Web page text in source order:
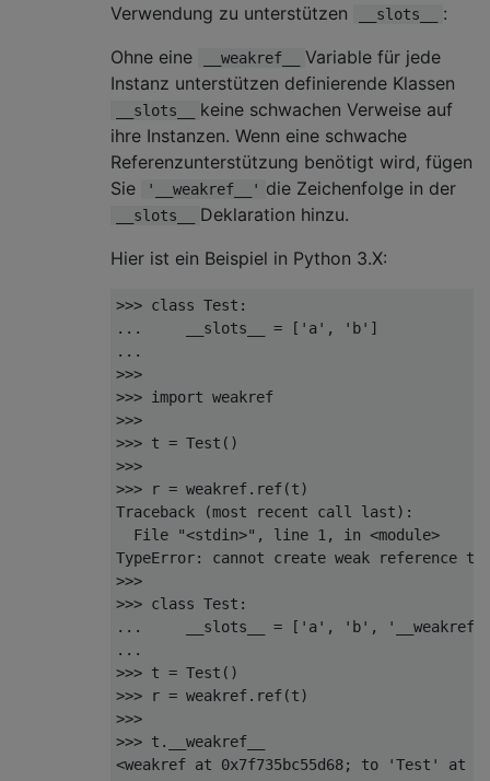
Verwendung zu unterstützen
__slots__
:
Ohne eine
__weakref__
Variable für jede
Instanz unterstützen definierende Klassen
__slots__
keine schwachen Verweise auf
ihre Instanzen. Wenn eine schwache
Referenzunterstützung benötigt wird, fügen
Sie
'__weakref__' die Zeichenfolge in der
__slots__
Deklaration hinzu.
Hier ist ein Beispiel in Python 3.X:
>>> class Test :
...
    __slots__ = [
'a' , 'b'
...
>>>
>>> import
>>>
>>>
>>>
>>>
r = weakref.ref(t)
Traceback (most recent call last):
  File
"<stdin>" , line 1 , in <module>
TypeError: cannot create weak reference
>>>
>>> class Test :
...
    __slots__ = [
'a' , 'b' ,
...
>>>
>>>
>>>
>>> t.__weakref__
<weakref at 0x7f735bc55d68; to 'Test' at